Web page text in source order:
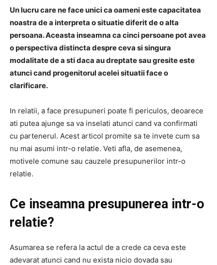
Un lucru care ne face unici ca oameni este capacitatea
noastra de a interpreta o situatie diferit de o alta
persoana. Aceasta inseamna ca cinci persoane pot avea
o perspectiva distincta despre ceva si singura
modalitate de a sti daca au dreptate sau gresite este
atunci cand progenitorul acelei situatii face o
clarificare.
In relatii, a face presupuneri poate fi periculos, deoarece
ati putea ajunge sa va inselati atunci cand va confirmati
cu partenerul. Acest articol promite sa te invete cum sa
nu mai asumi intr-o relatie. Veti afla, de asemenea,
motivele comune sau cauzele presupunerilor intr-o
relatie.
Ce inseamna presupunerea intr-o
relatie?
Asumarea se refera la actul de a crede ca ceva este
adevarat atunci cand nu exista nicio dovada sau